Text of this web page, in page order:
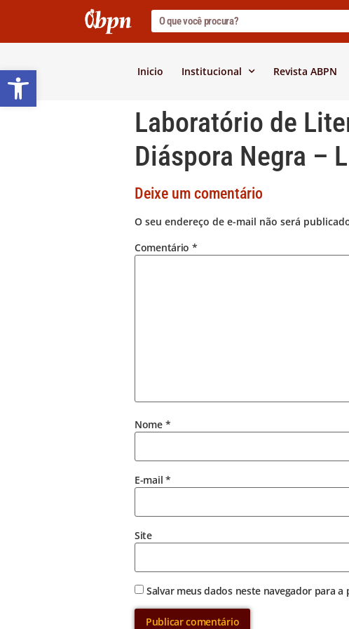
Barra de Ferramentas Aberta
Inicio Institucional Revista ABPN
Laboratório de
Diáspora Negra –
Deixe um comentário
O seu endereço de e-mail não será
Comentário *
Nome *
E-mail *
Site
Salvar meus dados neste navegador para